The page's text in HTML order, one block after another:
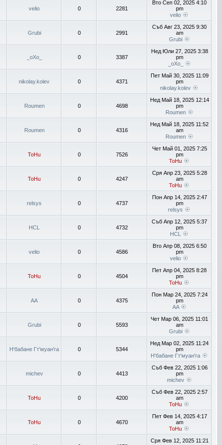
velio 0 2281
Вто Сеп 02, 2025 4:10
pm
velio
Grubi 0 2991
Съб Авг 23, 2025 9:30
am
Grubi
_oXo_ 0 3387
Нед Юли 27, 2025 3:38
pm
_oXo_
nikolay.kolev 0 4371
Пет Май 30, 2025 11:09
pm
nikolay.kolev
Roumen 0 4698
Нед Май 18, 2025 12:14
pm
Roumen
Roumen 0 4316
Нед Май 18, 2025 11:52
am
Roumen
ToHu 0 7526
Чет Май 01, 2025 7:25
pm
ToHu
ToHu 0 4247
Сря Апр 23, 2025 5:28
am
ToHu
relsys 0 4737
Пон Апр 14, 2025 2:47
pm
relsys
HCL 0 4732
Съб Апр 12, 2025 5:37
pm
HCL
velio 0 4586
Вто Апр 08, 2025 6:50
pm
velio
ToHu 0 4504
Пет Апр 04, 2025 8:28
pm
ToHu
AA 0 4375
Пон Мар 24, 2025 7:24
pm
AA
Grubi 0 5593
Чет Мар 06, 2025 11:01
am
Grubi
Н'бабане Гт'муан'га 0 5344
Нед Мар 02, 2025 11:24
pm
Н'бабане Гт'муан'га
michev 0 4413
Съб Фев 22, 2025 1:06
pm
michev
ToHu 0 4200
Съб Фев 22, 2025 2:57
am
ToHu
ToHu 0 4670
Пет Фев 14, 2025 4:17
am
ToHu
Сря Фев 12, 2025 11:21